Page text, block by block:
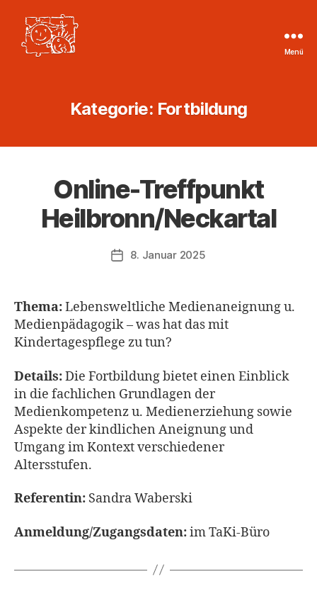
Menü
Kategorie: Fortbildung
Online-Treffpunkt
Heilbronn/Neckartal
Veröffentlichungsdatum
8. Januar 2025
Thema:Lebensweltliche Medienaneignung u.
Medienpädagogik – was hat das mit
Kindertagespflege zu tun?
Details:Die Fortbildung bietet einen Einblick
in die fachlichen Grundlagen der
Medienkompetenz u. Medienerziehung sowie
Aspekte der kindlichen Aneignung und
Umgang im Kontext verschiedener
Altersstufen.
Referentin: Sandra Waberski
Anmeldung/Zugangsdaten:im TaKi-Büro